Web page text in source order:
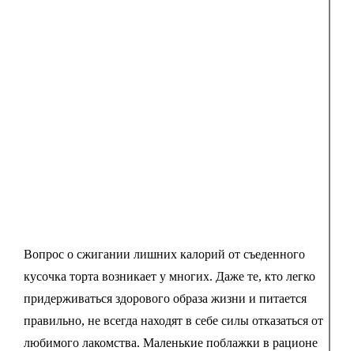
Вопрос о сжигании лишних калорий от съеденного
кусочка торта возникает у многих. Даже те, кто легко
придерживаться здорового образа жизни и питается
правильно, не всегда находят в себе силы отказаться от
любимого лакомства. Маленькие поблажки в рационе